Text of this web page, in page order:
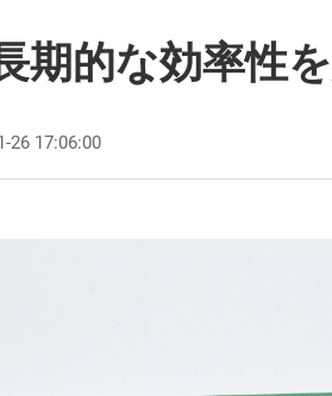
期的な効率性
26 17:06:00